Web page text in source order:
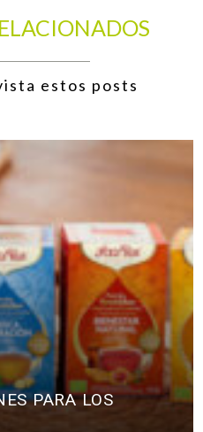
estos posts
PARA LOS